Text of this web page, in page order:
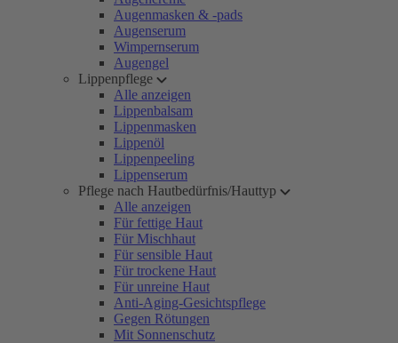
Augenmasken & -pads
Augenserum
Wimpernserum
Augengel
Lippenpflege
Alle anzeigen
Lippenbalsam
Lippenmasken
Lippenöl
Lippenpeeling
Lippenserum
Pflege nach Hautbedürfnis/Hauttyp
Alle anzeigen
Für fettige Haut
Für Mischhaut
Für sensible Haut
Für trockene Haut
Für unreine Haut
Anti-Aging-Gesichtspflege
Gegen Rötungen
Mit Sonnenschutz